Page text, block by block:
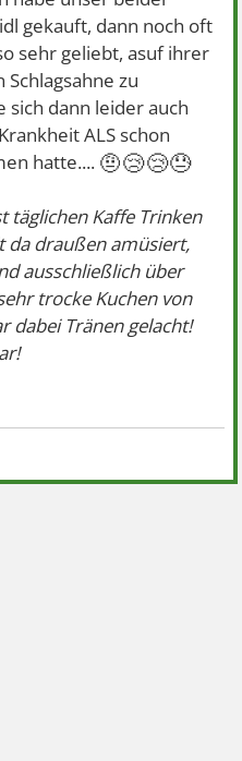
gekauft, dann noch oft
sehr geliebt, asuf ihrer
zu
sich dann leider auch
ALS schon
hatte.... 🤨😢😢😓
täglichen Kaffe Trinken
da draußen amüsiert,
ausschließlich über
trocke Kuchen von
dabei Tränen gelacht!